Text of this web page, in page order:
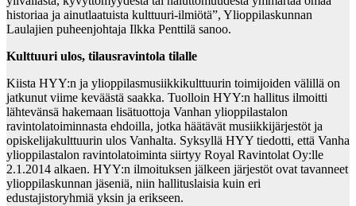
historiaa ja ainutlaatuista kulttuuri-ilmiötä”, Ylioppilaskunnan
Laulajien puheenjohtaja Ilkka Penttilä sanoo.
Kulttuuri ulos, tilausravintola tilalle
Kiista HYY:n ja ylioppilasmusiikkikulttuurin toimijoiden välillä on
jatkunut viime keväästä saakka. Tuolloin HYY:n hallitus ilmoitti
lähtevänsä hakemaan lisätuottoja Vanhan ylioppilastalon
ravintolatoiminnasta ehdoilla, jotka häätävät musiikkijärjestöt ja
opiskelijakulttuurin ulos Vanhalta. Syksyllä HYY tiedotti, että Vanha
ylioppilastalon ravintolatoiminta siirtyy Royal Ravintolat Oy:lle
2.1.2014 alkaen. HYY:n ilmoituksen jälkeen järjestöt ovat tavanneet
ylioppilaskunnan jäseniä, niin hallituslaisia kuin eri
edustajistoryhmiä yksin ja erikseen.